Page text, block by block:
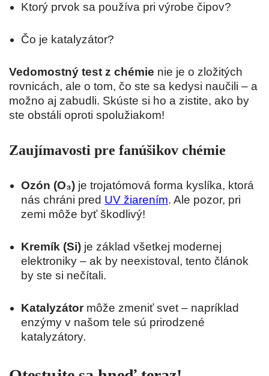
Ktorý prvok sa používa pri výrobe čipov?
Čo je katalyzátor?
Vedomostný test z chémie nie je o zložitých
rovnicách, ale o tom, čo ste sa kedysi naučili – a
možno aj zabudli. Skúste si ho a zistite, ako by
ste obstáli oproti spolužiakom!
Zaujímavosti pre fanúšikov chémie
Ozón (O₃) je trojatómová forma kyslíka, ktorá
nás chráni pred UV žiarením. Ale pozor, pri
zemi môže byť škodlivý!
Kremík (Si) je základ všetkej modernej
elektroniky – ak by neexistoval, tento článok
by ste si nečítali.
Katalyzátormôže zmeniť svet – napríklad
enzýmy v našom tele sú prirodzené
katalyzátory.